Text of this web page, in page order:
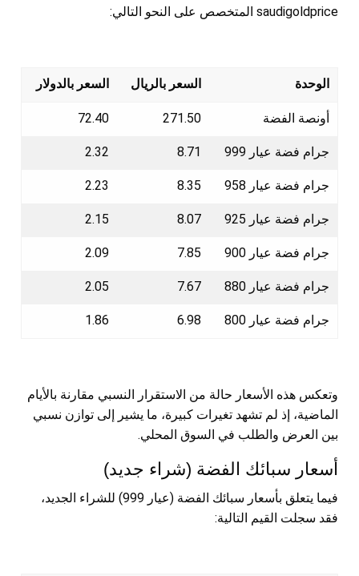
saudigoldprice المتخصص على النحو التالي:
الوحدة السعر بالريال السعر بالدولار
أونصة الفضة 271.50
72.40
جرام فضة عيار 999 8.71
2.32
جرام فضة عيار 958 8.35
2.23
جرام فضة عيار 925 8.07
2.15
جرام فضة عيار 900 7.85
2.09
جرام فضة عيار 880 7.67
2.05
جرام فضة عيار 800 6.98
1.86
وتعكس هذه الأسعار حالة من الاستقرار النسبي مقارنة بالأيام
الماضية، إذ لم تشهد تغيرات كبيرة، ما يشير إلى توازن نسبي
بين العرض والطلب في السوق المحلي.
أسعار سبائك الفضة (شراء جديد)
فيما يتعلق بأسعار سبائك الفضة (عيار 999) للشراء الجديد،
فقد سجلت القيم التالية: